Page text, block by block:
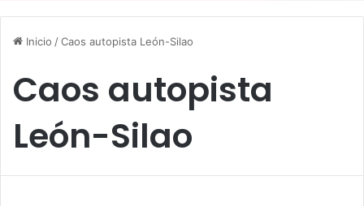
Inicio /Caos autopista León-Silao
Caos autopista
León-Silao